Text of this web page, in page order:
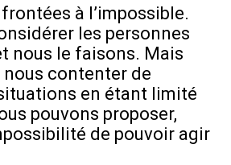
à l’impossible.
les personnes
nous le faisons. Mais
contenter de
en étant limité
pouvons proposer,
de pouvoir agir